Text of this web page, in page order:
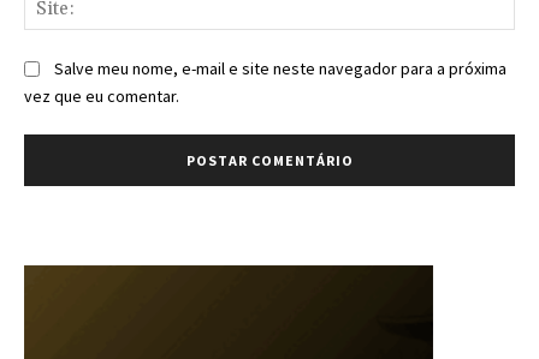
Salve meu nome, e-mail e site neste navegador para a próxima
vez que eu comentar.